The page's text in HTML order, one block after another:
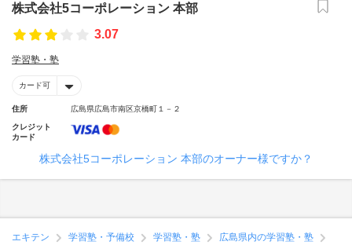
株式会社5コーポレーション 本部
3.07
学習塾・塾
カード可
住所 広島県広島市南区京橋町１－２
クレジット
カード
株式会社5コーポレーション 本部のオーナー様ですか？
エキテン 学習塾・予備校 学習塾・塾 広島県内の学習塾・塾